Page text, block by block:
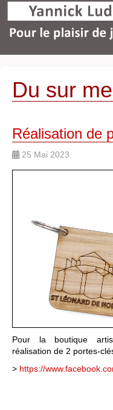
Du sur
Réalisation de
25 Mai 2023
Pour la boutique
réalisation de 2 portes-
> https://